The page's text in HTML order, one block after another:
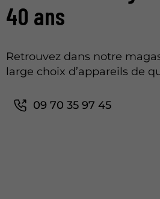
40 ans
Retrouvez dans notre
large choix d’appareils de
09 70 35 97 45